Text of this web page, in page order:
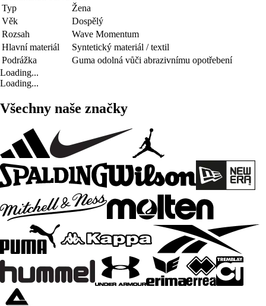
Typ
Žena
Věk
Dospělý
Rozsah
Wave Momentum
Hlavní materiál
Syntetický materiál / textil
Podrážka
Guma odolná vůči abrazivnímu opotřebení
Loading...
Loading...
Všechny naše značky